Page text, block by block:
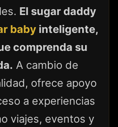
El sugar daddy
babyinteligente,
comprenda su
A cambio de
ofrece apoyo
a experiencias
viajes, eventos y